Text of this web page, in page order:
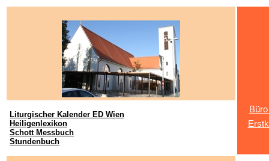
Liturgischer Kalender ED Wien
Heiligenlexikon
Schott Messbuch
Stundenbuch